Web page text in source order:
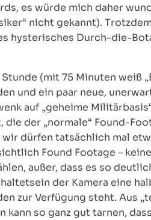
es würde mich daher
nicht gekannt).
hysterisches Durch-die-
(mit 75 Minuten weiß
und ein paar neue,
auf „geheime
der „normale“ Found-
dürfen tatsächlich mal
Found Footage –
außer, dass es so
der Kamera eine
zur Verfügung steht. Aus
kann so ganz gut tarnen,